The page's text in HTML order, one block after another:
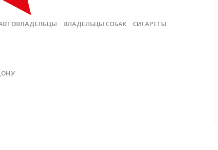
ВЛАДЕЛЬЦЫ СОБАК СИГАРЕТЫ